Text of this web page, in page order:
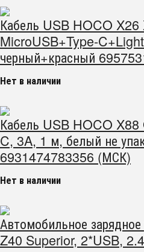
Кабель USB HOCO
MicroUSB+Type-
черный+красный
Нет в наличии
Кабель USB HOCO
C, 3A, 1 м, белый не
6931474783356 (МСК)
Нет в наличии
Автомобильное
Z40 Superior, 2*USB,